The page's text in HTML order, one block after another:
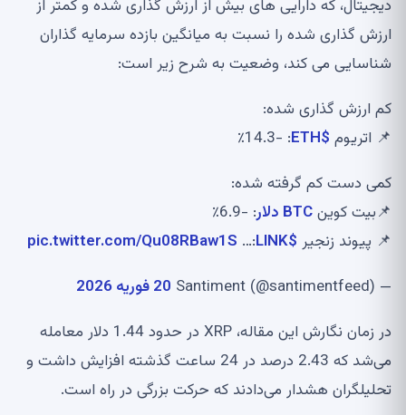
دیجیتال، که دارایی های بیش از ارزش گذاری شده و کمتر از
ارزش گذاری شده را نسبت به میانگین بازده سرمایه گذاران
شناسایی می کند، وضعیت به شرح زیر است:
کم ارزش گذاری شده:
📌 اتریوم $ETH
: -14.3٪
کمی دست کم گرفته شده:
📌بیت کوینBTC دلار
: -6.9٪
📌 پیوند زنجیر $LINK
:…
pic.twitter.com/Qu08RBaw1S
— Santiment (@santimentfeed)
20 فوریه 2026
در زمان نگارش این مقاله، XRP در حدود 1.44 دلار معامله
می‌شد که 2.43 درصد در 24 ساعت گذشته افزایش داشت و
تحلیلگران هشدار می‌دادند که حرکت بزرگی در راه است.